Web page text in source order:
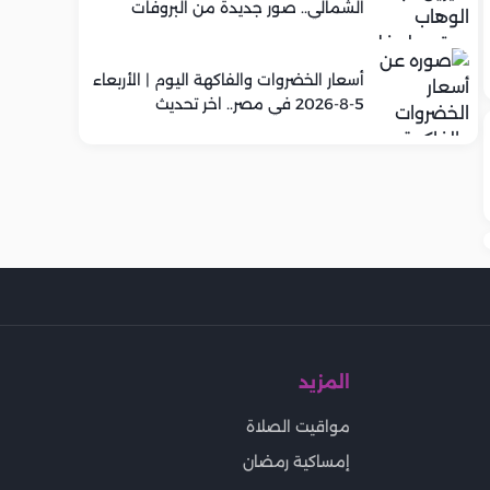
الشمالي.. صور جديدة من البروفات
أسعار الخضروات والفاكهة اليوم | الأربعاء
5-8-2026 في مصر.. اخر تحديث
المزيد
مواقيت الصلاة
إمساكية رمضان